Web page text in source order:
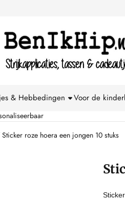
& Hebbedingen Voor de
Sticker roze hoera een jongen 10 stuks